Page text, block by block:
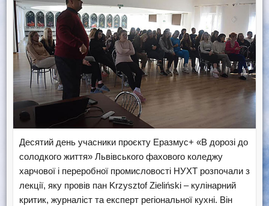
Десятий день учасники проєкту Еразмус+ «В дорозі до
солодкого життя» Львівського фахового коледжу
харчової і переробної промисловості НУХТ розпочали з
лекції, яку провів пан Krzysztof Zieliński – кулінарний
критик, журналіст та експерт регіональної кухні. Він